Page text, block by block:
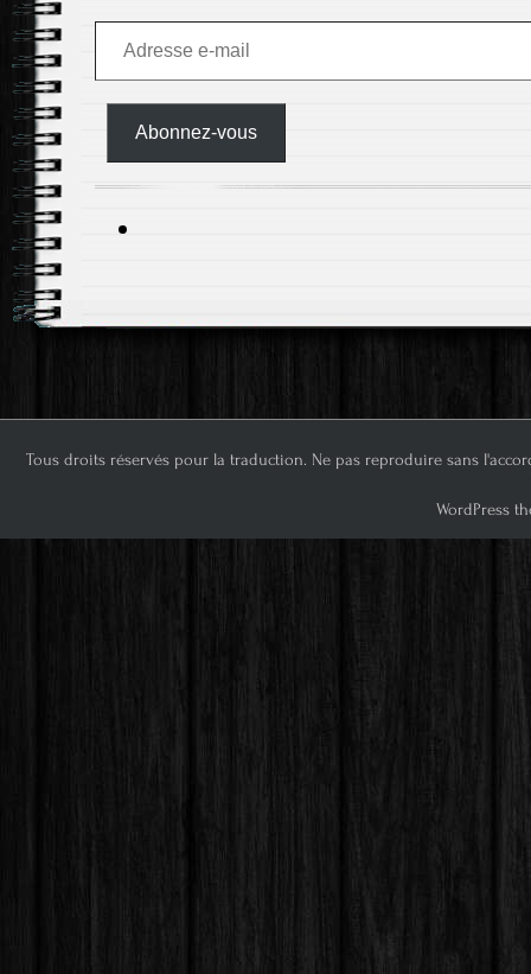
Abonnez-vous
Tous droits réservés pour la traduction. Ne pas reproduire sans
WordPress